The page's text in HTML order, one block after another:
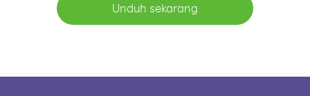
Unduh sekarang